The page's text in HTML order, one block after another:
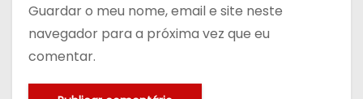
Guardar o meu nome, email e site neste
navegador para a próxima vez que eu
comentar.